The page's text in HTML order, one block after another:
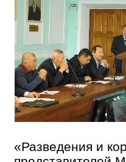
«Разведения и